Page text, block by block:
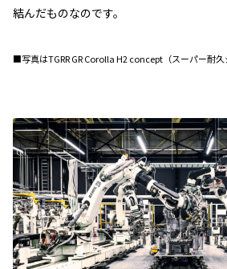
結んだものなのです。
■写真はTGRR GR Corolla H2 concept（スーパー耐久